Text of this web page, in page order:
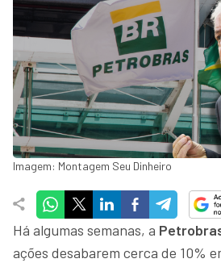
Imagem: Montagem Seu Dinheiro
Há algumas semanas, a
ações desabarem cerca de 10%